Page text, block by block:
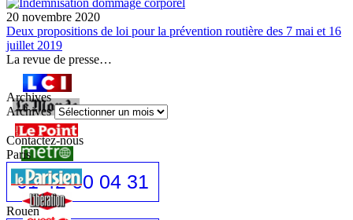
20 novembre 2020
Deux propositions de loi pour la prévention routière des 7 mai et 16
juillet 2019
La revue de presse…
Archives
Archives
Contactez-nous
Paris
01 42 60 04 31
Rouen